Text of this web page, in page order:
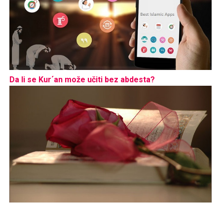
Da li se Kur´an može učiti bez abdesta?